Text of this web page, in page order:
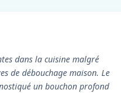
dans la cuisine malgré
de débouchage maison. Le
un bouchon profond